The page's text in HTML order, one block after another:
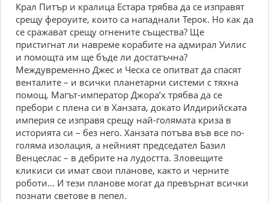
Крал Питър и кралица Естара трябва да се изправят
срещу фероуите, които са нападнали Терок. Но как да
се сражават срещу огнените същества? Ще
пристигнат ли навреме корабите на адмирал Уилис
и помощта им ще бъде ли достатъчна?
Междувременно Джес и Ческа се опитват да спасят
венталите – и всички планетарни системи с тяхна
помощ. Магът-император Джора’х трябва да се
пребори с плена си в Ханзата, докато Илдирийската
империя се изправя срещу най-голямата криза в
историята си – без него. Ханзата потъва във все по-
голяма изолация, а нейният председател Базил
Венцеслас – в дебрите на лудостта. Зловещите
кликиси си имат свои планове, както и черните
роботи... И тези планове могат да превърнат всички
познати светове в пепел.